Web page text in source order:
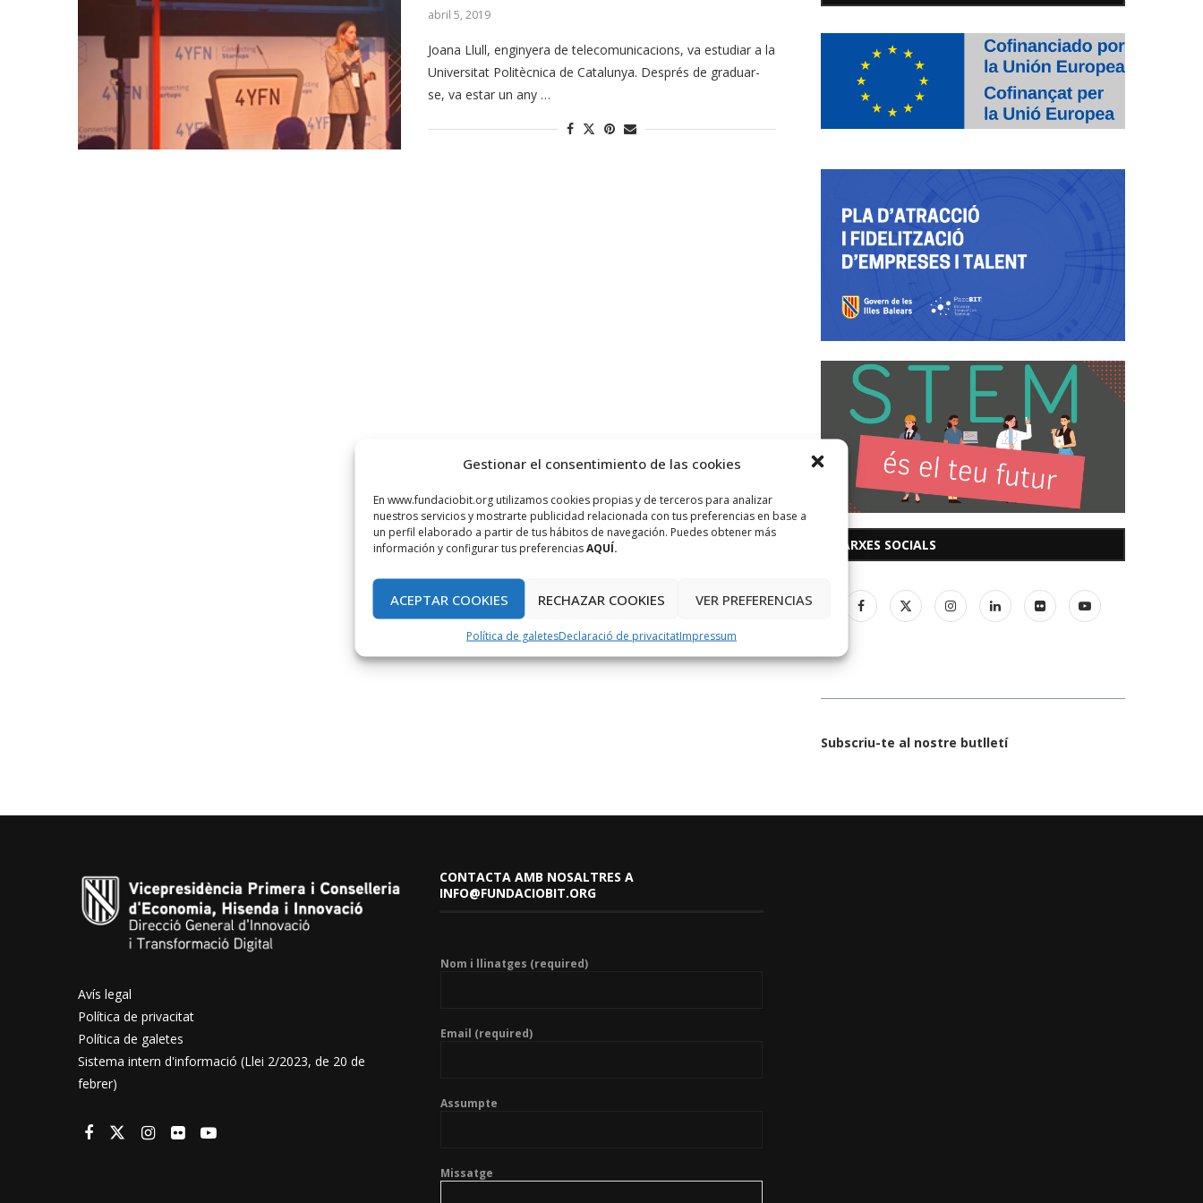
Gestionar el consentimiento de las cookies
En www.fundaciobit.org utilizamos cookies propias y de terceros para analizar
nuestros servicios y mostrarte publicidad relacionada con tus preferencias en base a
un perfil elaborado a partir de tus hábitos de navegación. Puedes obtener más
información y configurar tus preferenciasAQUÍ.
ACEPTAR COOKIES RECHAZAR COOKIES VER PREFERENCIAS
Política de galetesDeclaració de privacitatImpressum
abril 5, 2019
Joana Llull, enginyera de telecomunicacions, va estudiar a la
Universitat Politècnica de Catalunya. Després de graduar-
se, va estar un any …
XARXES SOCIALS
Subscriu-te al nostre butlletí
Avís legal
Política de privacitat
Política de galetes
Sistema intern d'informació (Llei 2/2023, de 20 de
febrer)
CONTACTA AMB NOSALTRES A
INFO@FUNDACIOBIT.ORG
Nom i llinatges (required)
Email (required)
Assumpte
Missatge